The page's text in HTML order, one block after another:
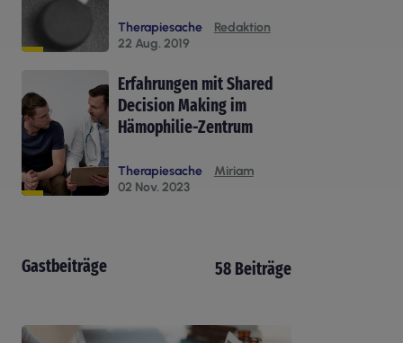
Therapiesache
Redaktion
22 Aug. 2019
Erfahrungen mit Shared
Decision Making im
Hämophilie-Zentrum
Therapiesache
Miriam
02 Nov. 2023
Gastbeiträge 58 Beiträge